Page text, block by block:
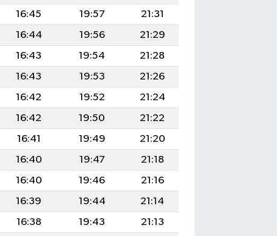
16:45 19:57
21:31
16:44 19:56
21:29
16:43 19:54
21:28
16:43 19:53
21:26
16:42 19:52
21:24
16:42 19:50
21:22
16:41 19:49
21:20
16:40 19:47
21:18
16:40 19:46
21:16
16:39 19:44
21:14
16:38 19:43
21:13